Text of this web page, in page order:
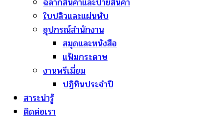
ใบปลิวและแผ่นพับ
อุปกรณ์สำนักงาน
สมุดและหนังสือ
แฟ้มกระดาษ
งานพรีเมี่ยม
ปฏิทินประจำปี
สาระน่ารู้
ติดต่อเรา